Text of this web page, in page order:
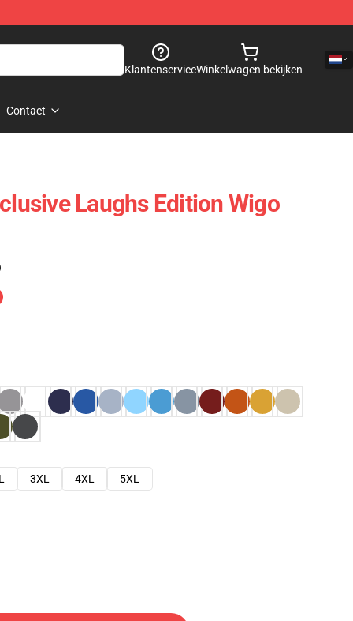
KlantenserviceWinkelwagen bekijken
Contact
Laughs Edition Wigo
3XL 4XL
5XL